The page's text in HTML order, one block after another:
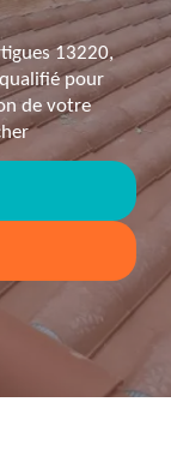
13220,
pour
de votre